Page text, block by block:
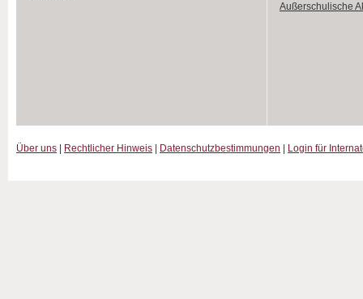
Außerschulische
Über uns Rechtlicher Hinweis Datenschutzbestimmungen Login für